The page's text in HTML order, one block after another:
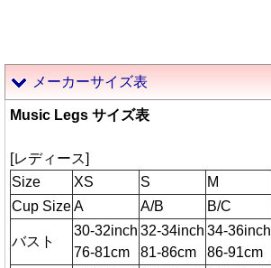
メーカーサイズ表
Music Legs サイズ表
[レディース]
Size
XS S M
Cup SizeA A/B B/C
バスト
30-32inch
76-81cm
32-34inch
81-86cm
34-36inch
86-91cm